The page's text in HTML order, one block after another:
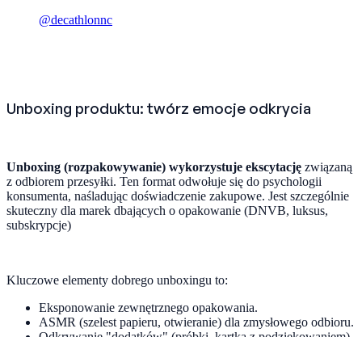
@decathlonnc
Unboxing produktu: twórz emocje odkrycia
Unboxing (rozpakowywanie) wykorzystuje ekscytację związaną
z odbiorem przesyłki. Ten format odwołuje się do psychologii
konsumenta, naśladując doświadczenie zakupowe. Jest szczególnie
skuteczny dla marek dbających o opakowanie (DNVB, luksus,
subskrypcje)
Kluczowe elementy dobrego unboxingu to:
Eksponowanie zewnętrznego opakowania.
ASMR (szelest papieru, otwieranie) dla zmysłowego odbioru.